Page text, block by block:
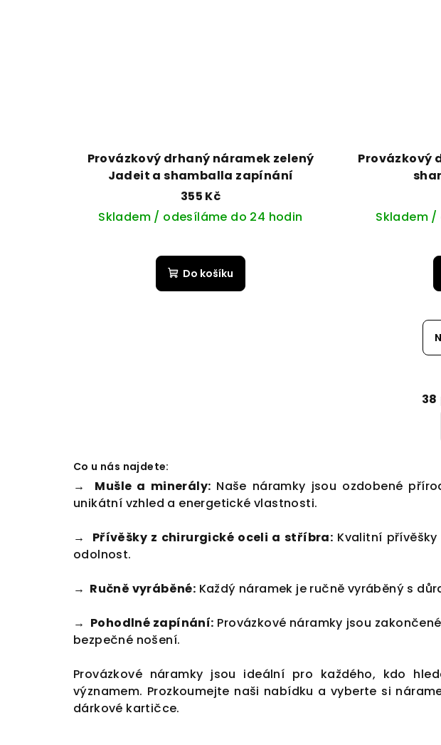
Provázkový drhaný náramek zelený
Jadeit a shamballa zapínání
355 Kč
Skladem / odesíláme do 24 hodin
Do košíku
Provázkový
Skladem
38
Co u nás najdete:
→ Mušle a minerály: Naše náramky jsou ozdobené
unikátní vzhled a energetické vlastnosti.
→ Přívěšky z chirurgické oceli a stříbra: Kvalitní
odolnost.
→ Ručně vyráběné: Každý náramek je ručně vyráběný s
→ Pohodlné zapínání: Provázkové náramky jsou
bezpečné nošení.
Provázkové náramky jsou ideální pro každého, kdo
významem. Prozkoumejte naši nabídku a vyberte si
dárkové kartičce.